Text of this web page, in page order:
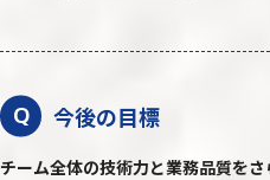
Q 今後の目標
チーム全体の技術力と業務品質を